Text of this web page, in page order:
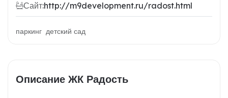
Сайт:http://m9development.ru/radost.html
паркинг детский сад
Описание ЖК Радость